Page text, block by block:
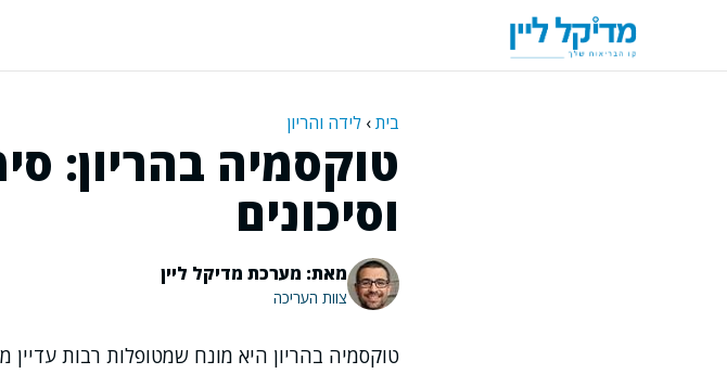
בית› לידה והריון
טוקסמיה בהריון:
וסיכונים
מאת: מערכת מדיקל ליין
צוות העריכה
טוקסמיה בהריון היא מונח שמטופלות רבות